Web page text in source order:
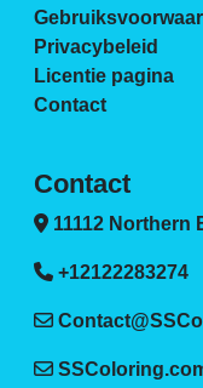
Privacybeleid
Licentie pagina
Contact
Contact
11112 Northern
+12122283274